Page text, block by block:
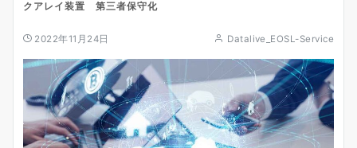
クアレイ装置 第三者保守化
2022年11月24日 Datalive_EOSL-Service